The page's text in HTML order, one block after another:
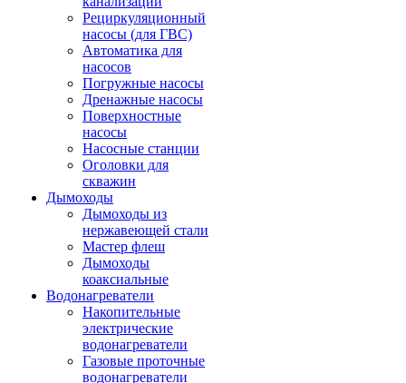
Рециркуляционный
насосы (для ГВС)
Автоматика для
насосов
Погружные насосы
Дренажные насосы
Поверхностные
насосы
Насосные станции
Оголовки для
скважин
Дымоходы
Дымоходы из
нержавеющей стали
Мастер флеш
Дымоходы
коаксиальные
Водонагреватели
Накопительные
электрические
водонагреватели
Газовые проточные
водонагреватели